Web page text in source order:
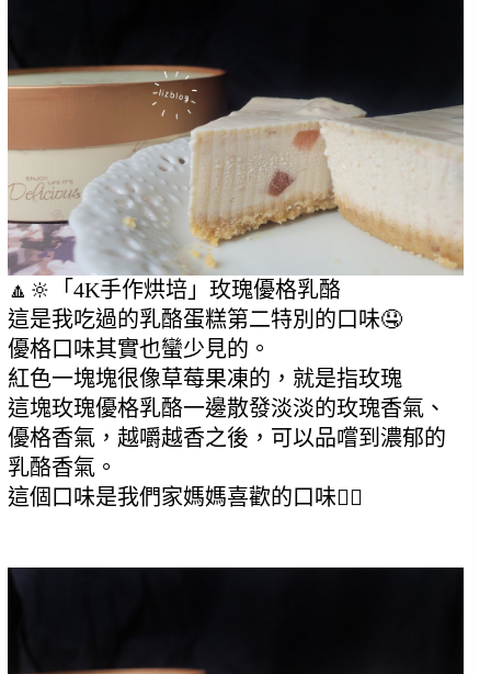
🔼🔆「4K手作烘培」玫瑰優格乳酪
這是我吃過的乳酪蛋糕第二特別的口味🤤
優格口味其實也蠻少見的。
紅色一塊塊很像草莓果凍的，就是指玫瑰
這塊玫瑰優格乳酪一邊散發淡淡的玫瑰香氣、
優格香氣，越嚼越香之後，可以品嚐到濃郁的
乳酪香氣。
這個口味是我們家媽媽喜歡的口味🙆‍♀️